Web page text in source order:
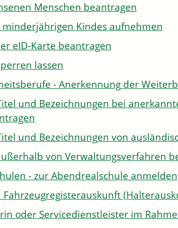
Menschen beantragen
Kindes aufnehmen
eID-Karte beantragen
lassen
- Anerkennung der
und Bezeichnungen bei
und Bezeichnungen von
von Verwaltungsverfahren
- zur Abendrealschule anmelden
Fahrzeugregisterauskunft
oder Servicedienstleister im